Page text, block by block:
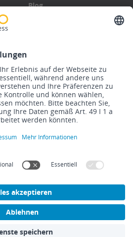
Blog
DMS/Rebu
Finanzbuchhaltung
RechtlichesCookies
AG – Made with ❤️ in Bonn